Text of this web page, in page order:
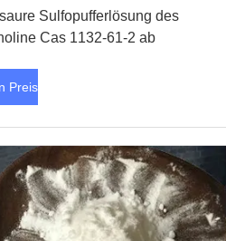
Sulfopufferlösung des
Cas 1132-61-2 ab
Preis